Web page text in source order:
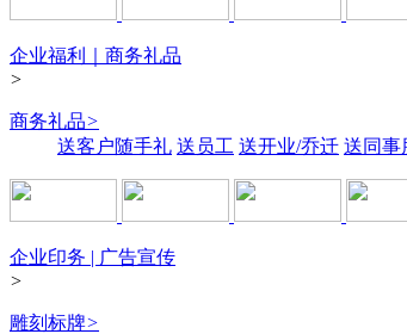
企业福利｜商务礼品
>
商务礼品>
送客户随手礼 送员工 送开业/乔迁 送同事
企业印务 | 广告宣传
>
雕刻标牌>